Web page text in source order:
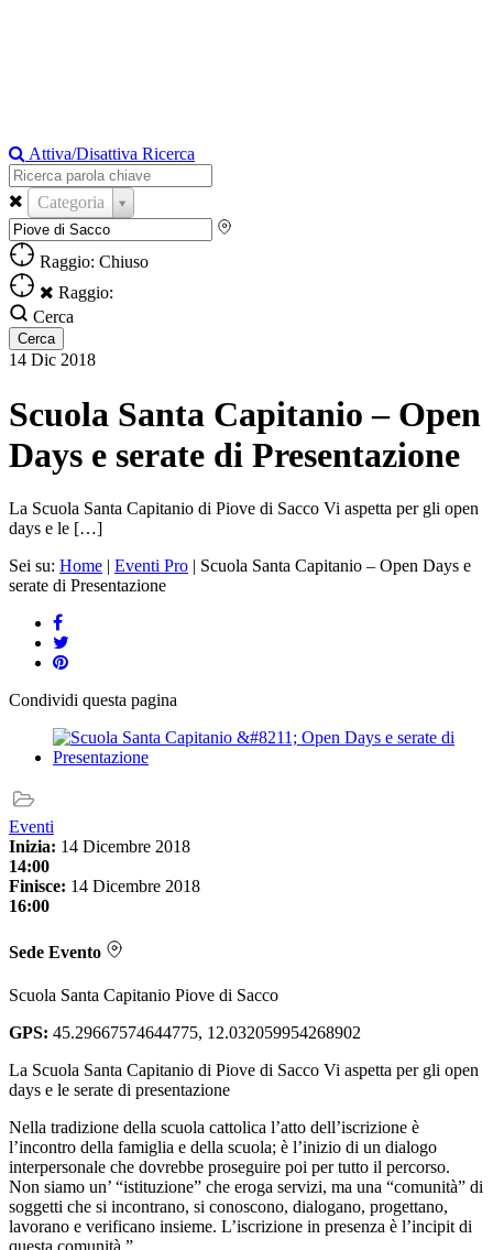
Attiva/Disattiva Ricerca
Categoria
Raggio: Chiuso
Raggio:
Cerca
14 Dic 2018
Scuola Santa Capitanio – Open
Days e serate di Presentazione
La Scuola Santa Capitanio di Piove di Sacco Vi aspetta per gli open
days e le […]
Sei su: Home | Eventi Pro | Scuola Santa Capitanio – Open Days e
serate di Presentazione
Condividi questa pagina
Eventi
Inizia: 14 Dicembre 2018
14:00
Finisce: 14 Dicembre 2018
16:00
Sede Evento
Scuola Santa Capitanio Piove di Sacco
GPS: 45.29667574644775, 12.032059954268902
La Scuola Santa Capitanio di Piove di Sacco Vi aspetta per gli open
days e le serate di presentazione
Nella tradizione della scuola cattolica l’atto dell’iscrizione è
l’incontro della famiglia e della scuola; è l’inizio di un dialogo
interpersonale che dovrebbe proseguire poi per tutto il percorso.
Non siamo un’ “istituzione” che eroga servizi, ma una “comunità” di
soggetti che si incontrano, si conoscono, dialogano, progettano,
lavorano e verificano insieme. L’iscrizione in presenza è l’incipit di
questa comunità.”